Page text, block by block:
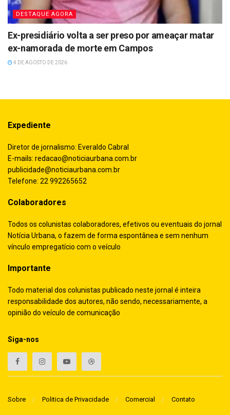
DESTAQUE AGORA
Ex-presidiário volta a ser preso por ameaçar matar
ex-namorada de morte em Campos
4 DE AGOSTO DE 2026
Expediente
Diretor de jornalismo: Everaldo Cabral
E-mails: redacao@noticiaurbana.com.br
publicidade@noticiaurbana.com.br
Telefone: 22 992265652
Colaboradores
Todos os colunistas colaboradores, efetivos ou eventuais do jornal
Notícia Urbana, o fazem de forma espontânea e sem nenhum
vínculo empregatício com o veículo
Importante
Todo material dos colunistas publicado neste jornal é inteira
responsabilidade dos autores, não sendo, necessariamente, a
opinião do veículo de comunicação
Siga-nos
Sobre Politica de Privacidade Comercial Contato